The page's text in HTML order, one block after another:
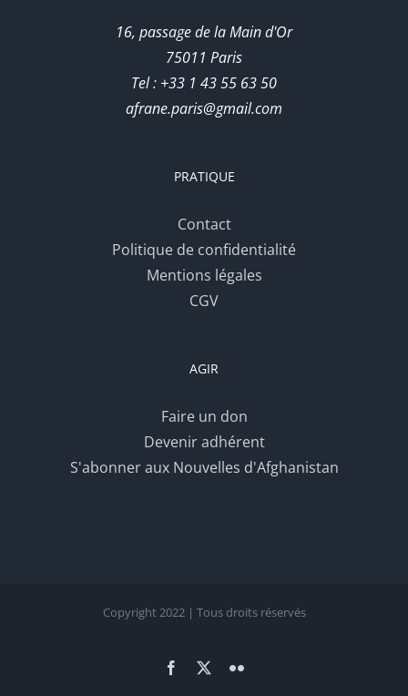
16, passage de la Main d'Or
75011 Paris
Tel : +33 1 43 55 63 50
afrane.paris@gmail.com
PRATIQUE
Contact
Politique de confidentialité
Mentions légales
CGV
AGIR
Faire un don
Devenir adhérent
S'abonner aux Nouvelles d'Afghanistan
Copyright 2022 | Tous droits réservés
Facebook Flickr